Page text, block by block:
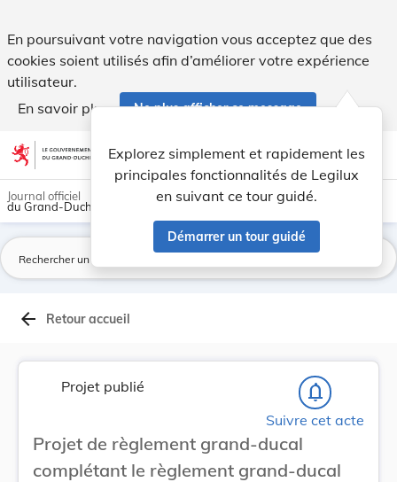
En poursuivant votre navigation vous acceptez que des
cookies soient utilisés afin d’améliorer votre expérience
utilisateur.
En savoir plus
Ne plus afficher ce message
Aller au contenu account_circle help Aide
Explorez simplement et rapidement les
principales fonctionnalités de Legilux
en suivant ce tour guidé.
Démarrer un tour guidé
light_mode dark_mode
Journal officiel
du Grand-Duché de Luxembourg
arrow_back Retour accueil
Projet publié notifications_none
Suivre cet acte
Projet de règlement grand-ducal
complétant le règlement grand-ducal